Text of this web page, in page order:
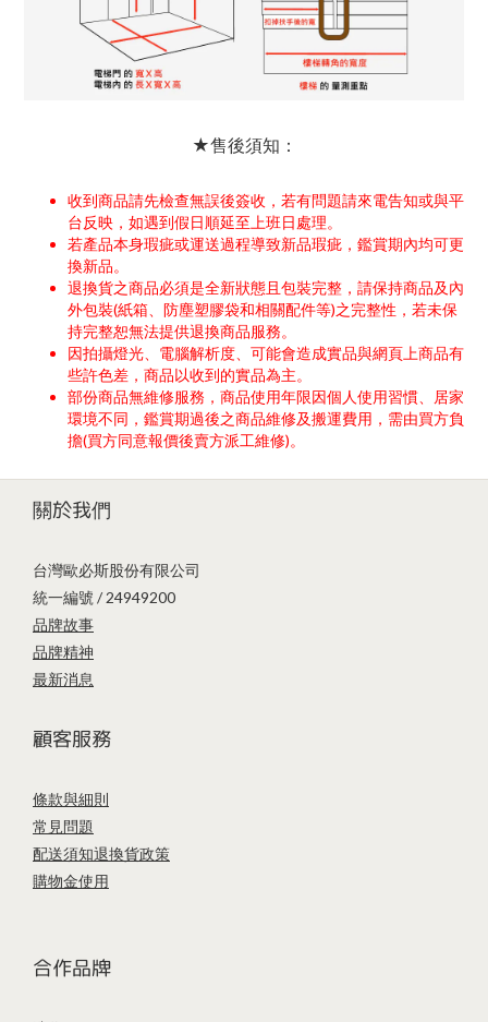
★售後須知：
收到商品請先檢查無誤後簽收，若有問題請來電告知或與平
台反映，如遇到假日順延至上班日處理。
若產品本身瑕疵或運送過程導致新品瑕疵，鑑賞期內均可更
換新品。
退換貨之商品必須是全新狀態且包裝完整，請保持商品及內
外包裝(紙箱、防塵塑膠袋和相關配件等)之完整性，若未保
持完整恕無法提供退換商品服務。
因拍攝燈光、電腦解析度、可能會造成實品與網頁上商品有
些許色差，商品以收到的實品為主。
部份商品無維修服務，商品使用年限因個人使用習慣、居家
環境不同，鑑賞期過後之商品維修及搬運費用，需由買方負
擔(買方同意報價後賣方派工維修)。
關於我們
台灣歐必斯股份有限公司
統一編號 / 24949200
品牌故事
品牌精神
最新消息
顧客服務
條款與細則
常見問題
配送須知退換貨政策
購物金使用
合作品牌